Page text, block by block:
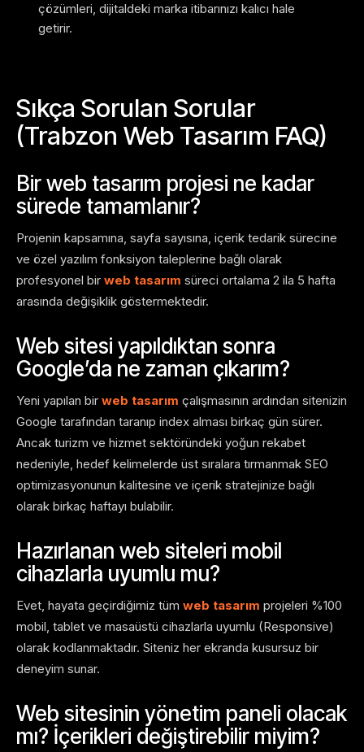
çözümleri, dijitaldeki marka itibarınızı kalıcı hale
getirir.
Sıkça Sorulan Sorular
(Trabzon Web Tasarım FAQ)
Bir web tasarım projesi ne kadar
sürede tamamlanır?
Projenin kapsamına, sayfa sayısına, içerik tedarik sürecine
ve özel yazılım fonksiyon taleplerine bağlı olarak
profesyonel bir web tasarım süreci ortalama 2 ila 5 hafta
arasında değişiklik göstermektedir.
Web sitesi yapıldıktan sonra
Google’da ne zaman çıkarım?
Yeni yapılan bir web tasarım çalışmasının ardından sitenizin
Google tarafından taranıp index alması birkaç gün sürer.
Ancak turizm ve hizmet sektöründeki yoğun rekabet
nedeniyle, hedef kelimelerde üst sıralara tırmanmak SEO
optimizasyonunun kalitesine ve içerik stratejinize bağlı
olarak birkaç haftayı bulabilir.
Hazırlanan web siteleri mobil
cihazlarla uyumlu mu?
Evet, hayata geçirdiğimiz tüm web tasarım projeleri %100
mobil, tablet ve masaüstü cihazlarla uyumlu (Responsive)
olarak kodlanmaktadır. Siteniz her ekranda kusursuz bir
deneyim sunar.
Web sitesinin yönetim paneli olacak
mı? İçerikleri değiştirebilir miyim?